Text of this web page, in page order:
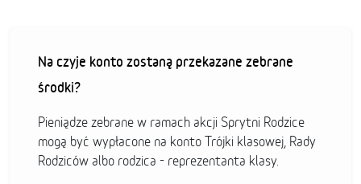
Na czyje konto zostaną przekazane zebrane
środki?
Pieniądze zebrane w ramach akcji Sprytni Rodzice
mogą być wypłacone na konto Trójki klasowej, Rady
Rodziców albo rodzica - reprezentanta klasy.